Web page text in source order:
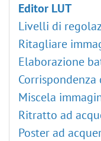
Editor LUT
Livelli di
Ritagliare
Elaborazione
Miscela
Ritratto ad
Poster ad